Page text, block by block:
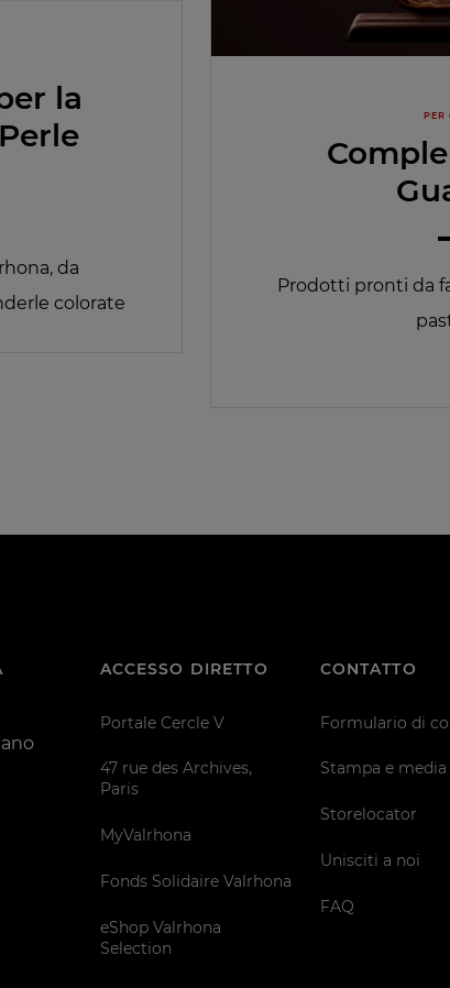
la
da
colorate
PER
Prodotti pronti da
ACCESSO DIRETTO
Portale Cercle V
47 rue des Archives,
Paris
MyValrhona
Fonds Solidaire Valrhona
eShop Valrhona
Selection
CONTATTO
Formulario di
Stampa e media
Storelocator
Unisciti a noi
FAQ